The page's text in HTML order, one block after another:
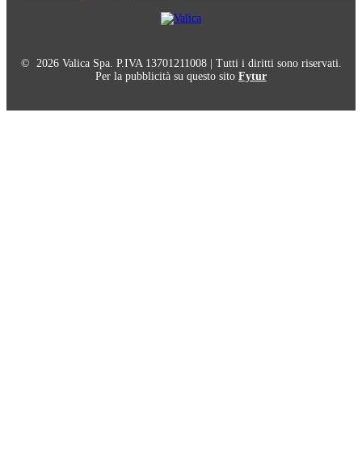
© 2026 Valica Spa. P.IVA 13701211008 | Tutti i diritti sono riservati.
Per la pubblicità su questo sito Fytur